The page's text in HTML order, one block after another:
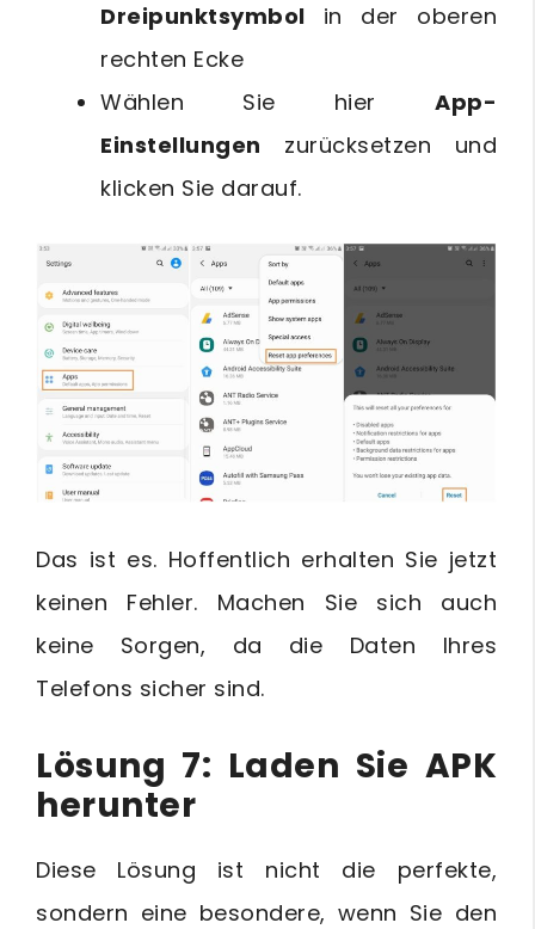
Dreipunktsymbol in der oberen
rechten Ecke
Wählen Sie hier App-
Einstellungen zurücksetzen und
klicken Sie darauf.
Das ist es. Hoffentlich erhalten Sie jetzt
keinen Fehler. Machen Sie sich auch
keine Sorgen, da die Daten Ihres
Telefons sicher sind.
Lösung 7: Laden Sie APK
herunter
Diese Lösung ist nicht die perfekte,
sondern eine besondere, wenn Sie den